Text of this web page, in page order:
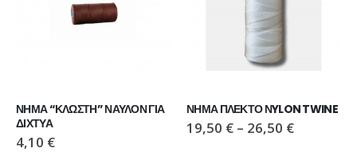
ΝΗΜΑ “ΚΛΩΣΤΗ” ΝΑΥΛΟΝ ΓΙΑ
ΔΙΧΤΥΑ
4,10 €
ΝΗΜΑ ΠΛΕΚΤΟ ΝYLON TWINE
19,50 € – 26,50 €
ΠΑΠΟΥΤΣΙ VIKING MOTION LOW GTX BLACK/CHARCOAL ΠΑΠΟΥΤΣΙ VIKING MOTION LOW GTX BLACK/CHARCOAL